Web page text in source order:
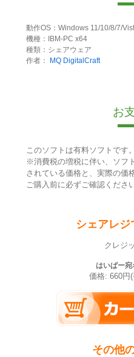
動作OS：Windows 11/10/8/7/
機種：IBM-PC x64
種類：シェアウェア
作者：
MQ DigitalCraft
お
このソフトは有料ソフトです。
※消費税の増税に伴い、ソフ
されている価格と、実際の価
ご購入前に必ずご確認ください
シェアレジ
クレジ
はいぱー
価格: 660円
その他